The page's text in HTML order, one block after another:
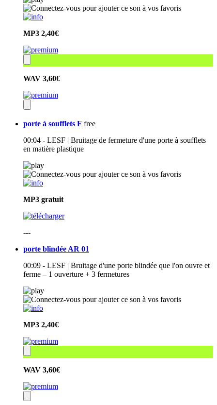
MP3 2,40€
WAV 3,60€
porte à soufflets F free
00:04 - LESF | Bruitage de fermeture d'une porte à soufflets
en matière plastique
MP3 gratuit
---
porte blindée AR 01
00:09 - LESF | Bruitage d'une porte blindée que l'on ouvre et
ferme – 1 ouverture + 3 fermetures
MP3 2,40€
WAV 3,60€